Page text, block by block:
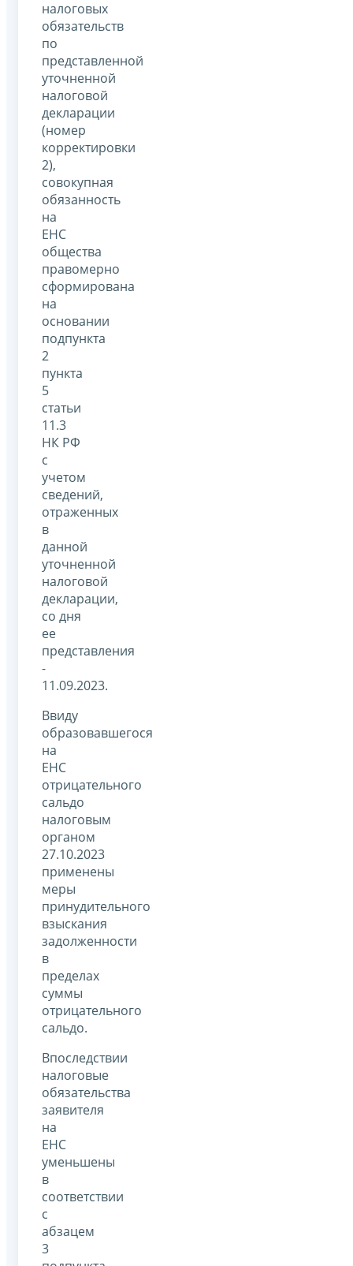
налоговых
обязательств
по
представленной
уточненной
налоговой
декларации
(номер
корректировки
2),
совокупная
обязанность
на
ЕНС
общества
правомерно
сформирована
на
основании
подпункта
2
пункта
5
статьи
11.3
НК РФ
с
учетом
сведений,
отраженных
в
данной
уточненной
налоговой
декларации,
со дня
ее
представления
-
11.09.2023.
Ввиду
образовавшегося
на
ЕНС
отрицательного
сальдо
налоговым
органом
27.10.2023
применены
меры
принудительного
взыскания
задолженности
в
пределах
суммы
отрицательного
сальдо.
Впоследствии
налоговые
обязательства
заявителя
на
ЕНС
уменьшены
в
соответствии
с
абзацем
3